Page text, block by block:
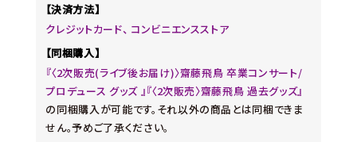
【決済方法】
クレジットカード、 コンビニエンスストア
【同梱購入】
『〈2次販売(ライブ後お届け)〉齋藤飛鳥 卒業コンサート/
プロデュース グッズ 』『〈2次販売〉齋藤飛鳥 過去グッズ』
の同梱購入が可能です。それ以外の商品とは同梱できま
せん。予めご了承ください。